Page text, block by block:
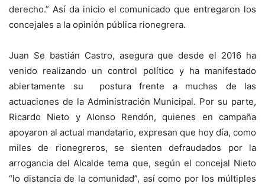
derecho.” Así da inicio el comunicado que entregaron los
concejales a la opinión pública rionegrera.
Juan Se bastián Castro, asegura que desde el 2016 ha
venido realizando un control político y ha manifestado
abiertamente su postura frente a muchas de las
actuaciones de la Administración Municipal. Por su parte,
Ricardo Nieto y Alonso Rendón, quienes en campaña
apoyaron al actual mandatario, expresan que hoy día, como
miles de rionegreros, se sienten defraudados por la
arrogancia del Alcalde tema que, según el concejal Nieto
“lo distancia de la comunidad”, así como por los múltiples